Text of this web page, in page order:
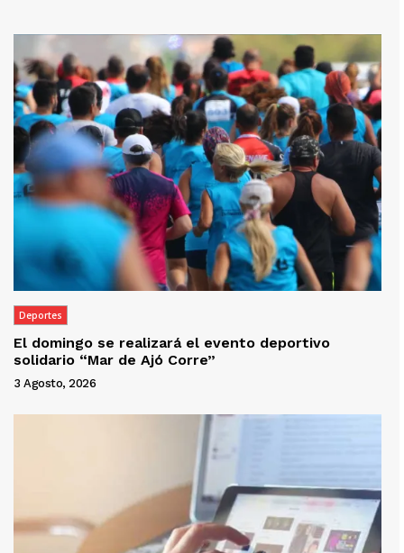
Deportes
El domingo se realizará el evento deportivo
solidario “Mar de Ajó Corre”
3 Agosto, 2026